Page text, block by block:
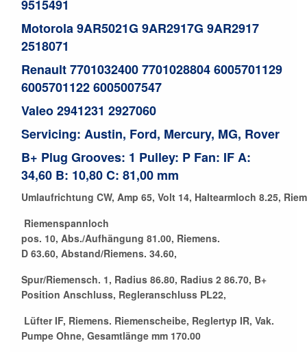
9515491
Motorola 9AR5021G 9AR2917G 9AR2917
2518071
Renault 7701032400 7701028804 6005701129
6005701122 6005007547
Valeo 2941231 2927060
Servicing: Austin, Ford, Mercury, MG, Rover
B+ Plug Grooves: 1 Pulley: P Fan: IF A:
34,60 B: 10,80 C: 81,00 mm
Umlaufrichtung CW, Amp 65, Volt 14, Haltearmloch 8.25,
Riemenspannloch
pos. 10, Abs./Aufhängung 81.00, Riemens.
D 63.60, Abstand/Riemens. 34.60,
Spur/Riemensch. 1, Radius 86.80, Radius 2 86.70, B+
Position Anschluss, Regleranschluss PL22,
Lüfter IF, Riemens. Riemenscheibe, Reglertyp IR, Vak.
Pumpe Ohne, Gesamtlänge mm 170.00